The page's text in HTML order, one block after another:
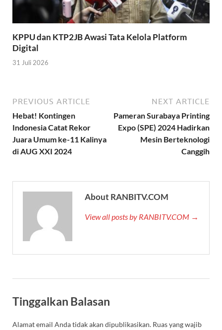
KPPU dan KTP2JB Awasi Tata Kelola Platform
Digital
31 Juli 2026
PREVIOUS ARTICLE
Hebat! Kontingen
Indonesia Catat Rekor
Juara Umum ke-11 Kalinya
di AUG XXI 2024
NEXT ARTICLE
Pameran Surabaya Printing
Expo (SPE) 2024 Hadirkan
Mesin Berteknologi
Canggih
About RANBITV.COM
View all posts by RANBITV.COM →
Tinggalkan Balasan
Alamat email Anda tidak akan dipublikasikan. Ruas yang wajib